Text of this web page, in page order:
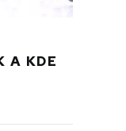
A KDE